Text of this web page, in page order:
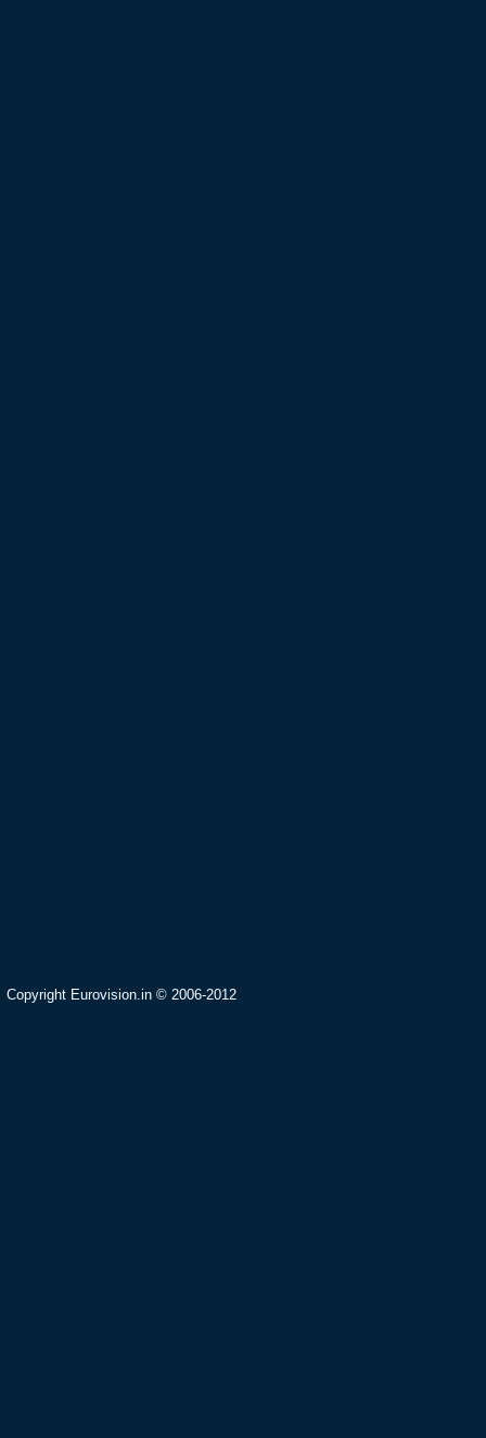
Copyright Eurovision.in © 2006-2012